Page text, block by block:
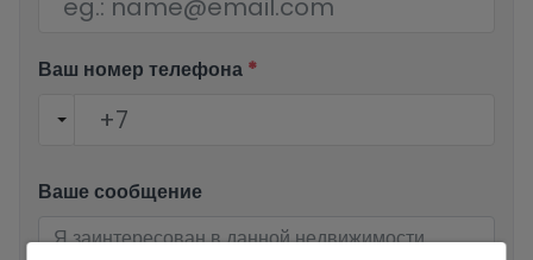
Ваш номер телефона *
Ваше сообщение